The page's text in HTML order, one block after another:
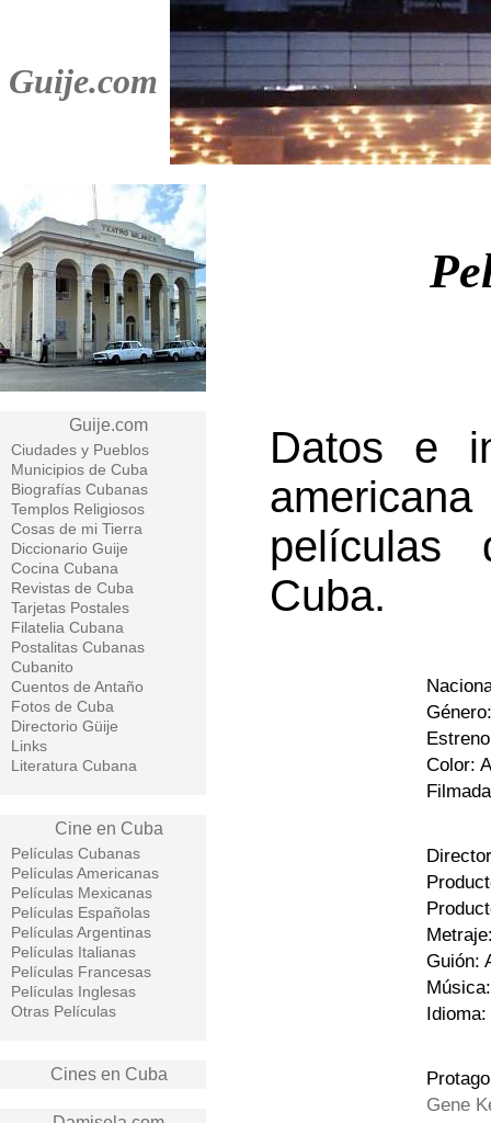
Guije.com
Guije.com
Ciudades y Pueblos
Municipios de Cuba
Biografías Cubanas
Templos Religiosos
Cosas de mi Tierra
Diccionario Guije
Cocina Cubana
Revistas de Cuba
Tarjetas Postales
Filatelia Cubana
Postalitas Cubanas
Cubanito
Cuentos de Antaño
Fotos de Cuba
Directorio Güije
Links
Literatura Cubana
Cine en Cuba
Películas Cubanas
Películas Americanas
Películas Mexicanas
Películas Españolas
Películas Argentinas
Películas Italianas
Películas Francesas
Películas Inglesas
Otras Películas
Cines en Cuba
Datos e
películas
Cuba.
Color:
Guión:
Gene